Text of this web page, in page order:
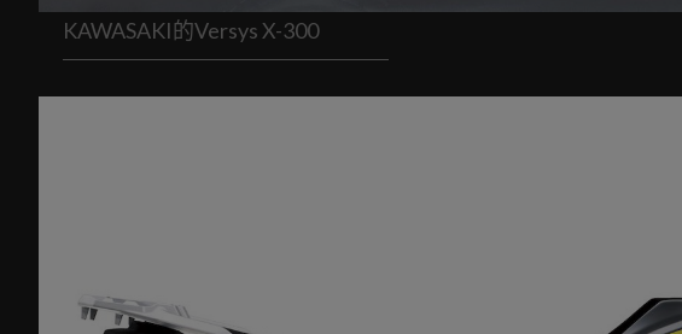
KAWASAKI的Versys X-300